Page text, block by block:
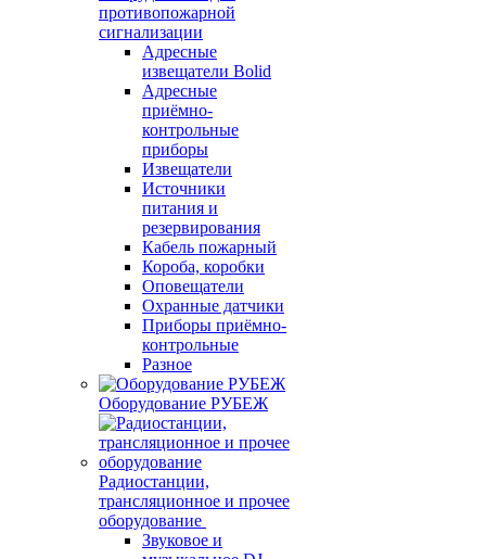
противопожарной
сигнализации
Адресные
извещатели Bolid
Адресные
приёмно-
контрольные
приборы
Извещатели
Источники
питания и
резервирования
Кабель пожарный
Короба, коробки
Оповещатели
Охранные датчики
Приборы приёмно-
контрольные
Разное
Оборудование РУБЕЖ
Радиостанции,
трансляционное и прочее
оборудование
Звуковое и